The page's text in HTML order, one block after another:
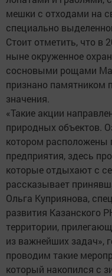
мешки с отходами на
специально
Стоит отметить, что в
ныне окруженное
сосновыми рощами
признано памятником
значения.
«Такие акции
природных объектов.
котором расположены
предприятия, здесь
которые отдыхают с
рассказывает
Ольга Куприянова,
развития Казанского
территории,
из важнейших задач»,
проводим такие
который накопился с